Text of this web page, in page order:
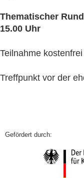
Thematischer
15.00 Uhr
Teilnahme kostenfrei
Treffpunkt vor der